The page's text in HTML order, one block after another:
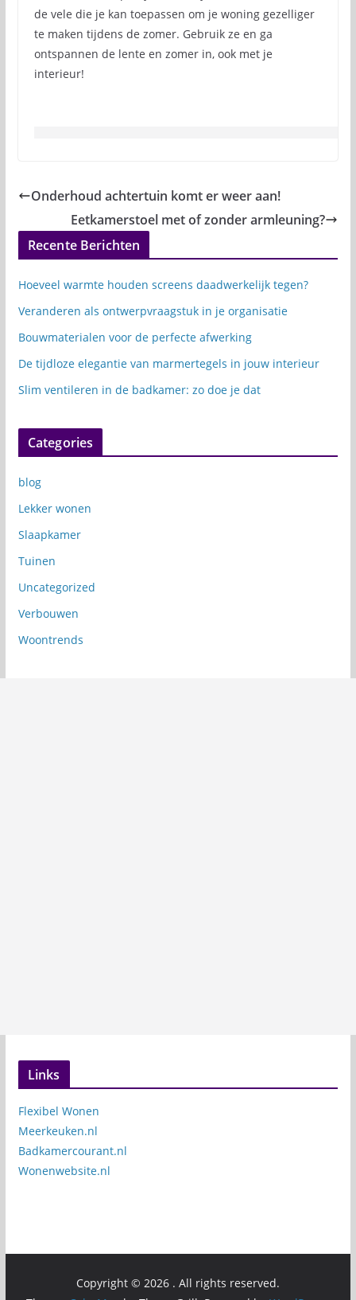
de vele die je kan toepassen om je woning gezelliger
te maken tijdens de zomer. Gebruik ze en ga
ontspannen de lente en zomer in, ook met je
interieur!
Onderhoud achtertuin komt er weer aan!
Eetkamerstoel met of zonder armleuning?
Recente Berichten
Hoeveel warmte houden screens daadwerkelijk tegen?
Veranderen als ontwerpvraagstuk in je organisatie
Bouwmaterialen voor de perfecte afwerking
De tijdloze elegantie van marmertegels in jouw interieur
Slim ventileren in de badkamer: zo doe je dat
Categories
blog
Lekker wonen
Slaapkamer
Tuinen
Uncategorized
Verbouwen
Woontrends
Links
Flexibel Wonen
Meerkeuken.nl
Badkamercourant.nl
Wonenwebsite.nl
Copyright © 2026 . All rights reserved.